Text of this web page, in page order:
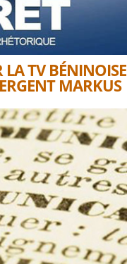
LA TV BÉNINOISE
MARKUS